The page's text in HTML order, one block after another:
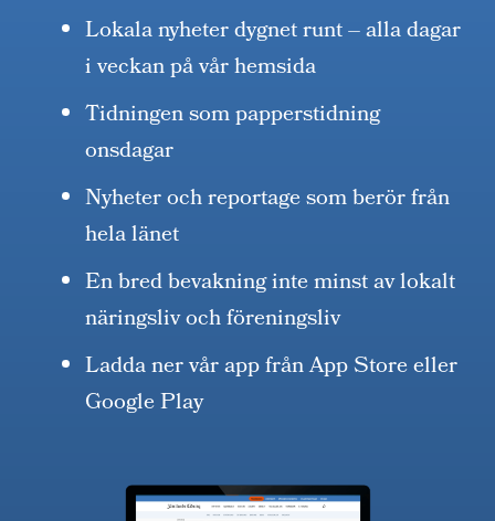
Lokala nyheter dygnet runt – alla dagar
i veckan på vår hemsida
Tidningen som papperstidning
onsdagar
Nyheter och reportage som berör från
hela länet
En bred bevakning inte minst av lokalt
näringsliv och föreningsliv
Ladda ner vår app från App Store eller
Google Play